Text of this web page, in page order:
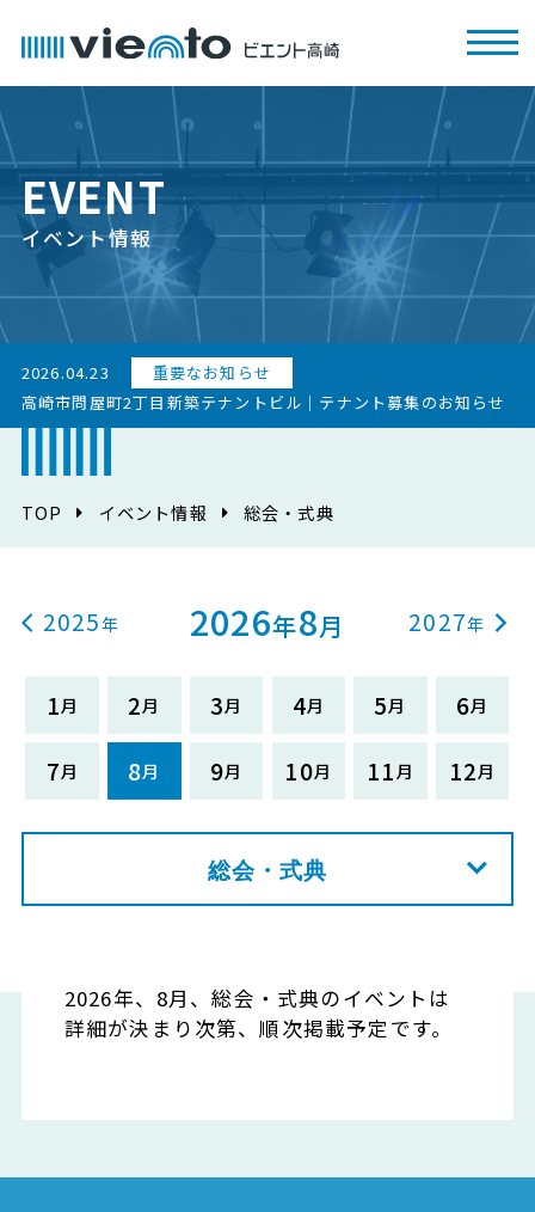
EVENT
イベント情報
2026.04.23
重要なお知らせ
高崎市問屋町2丁目新築テナントビル｜テナント募集のお知らせ
TOP イベント情報 総会・式典
2025 2026年8月
1 2 3 4 5
6
7
8 9 10 11 12
2027
総会・式典
2026年、8月、総会・式典のイベントは
詳細が決まり次第、順次掲載予定です。